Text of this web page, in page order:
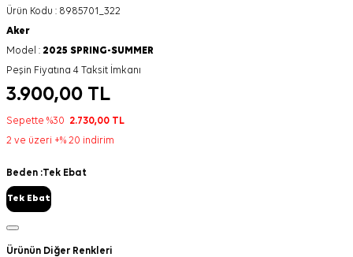
Ürün Kodu : 8985701_322
Aker
Model : 2025 SPRING-SUMMER
Peşin Fiyatına 4 Taksit İmkanı
3.900,00 TL
Sepette %30 2.730,00 TL
2 ve üzeri +% 20 indirim
Beden :Tek Ebat
Tek Ebat
Ürünün Diğer Renkleri